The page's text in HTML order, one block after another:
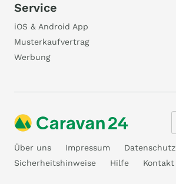
Service
iOS & Android App
Musterkaufvertrag
Werbung
Über uns Impressum Datenschutz
Sicherheitshinweise
Hilfe Kontakt